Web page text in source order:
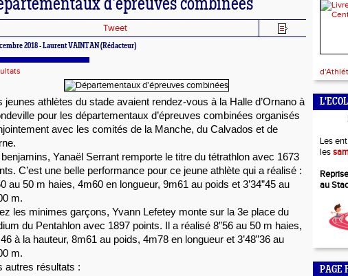
d'épreuves combinées
Tweet
2018 - Laurent VAINTAN (Rédacteur)
jeunes athlètes du stade avaient rendez-vous à la Halle d’Ornano à
pour les départementaux d’épreuves combinées organisés
avec les comités de la Manche, du Calvados et de
benjamins, Yanaël Serrant remporte le titre du tétrathlon avec 1673
C’est une belle performance pour ce jeune athlète qui a réalisé :
au 50 m haies, 4m60 en longueur, 9m61 au poids et 3’34”45 au
m.
les minimes garçons, Yvann Lefetey monte sur la 3e place du
du Pentahlon avec 1897 points. Il a réalisé 8”56 au 50 m haies,
à la hauteur, 8m61 au poids, 4m78 en longueur et 3’48”36 au
m.
autres résultats :
Les
les
au
PAGE